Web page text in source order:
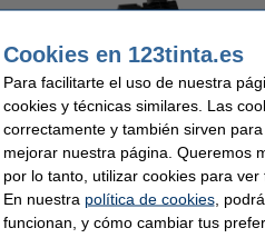
Cookies en 123tinta.es
Para facilitarte el uso de nuestra
cookies y técnicas similares. Las
correctamente y también sirven
mejorar nuestra página. Queremos
por lo tanto, utilizar cookies para
En nuestra política de cookies,
funcionan, y cómo cambiar tus